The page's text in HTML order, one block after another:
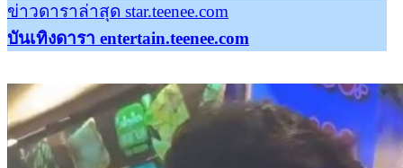
ข่าวดาราล่าสุด star.teenee.com
บันเทิงดารา entertain.teenee.com